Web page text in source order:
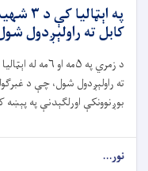
په
کابل ته راولېږدول
د زمري په ۵مه
بوږنوونکې اورلګېدنې په
نور...